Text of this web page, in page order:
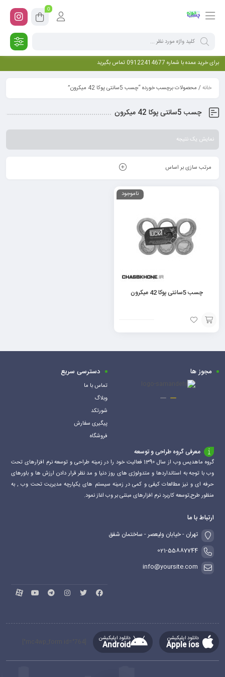
0
برای خرید عمده با شماره 09122414677 تماس بگیرید
خانه/ محصولات برچسب خورده “چسب 5سانتی پوکا 42 میکرون”
چسب 5سانتی پوکا 42 میکرون
نمایش یک نتیجه
مرتب سازی بر اساس
ناموجود
چسب 5سانتی پوکا 42 میکرون
افزودن
به
مجوز ها دسترسی سریع
تماس با ما
وبلاگ
شورتکد
پیگیری سفارش
فروشگاه
معرفی گروه طراحی و توسعه
گروه ماهدیس وب از سال 1390 فعالیت خود را در زمینه طراحی و توسعه نرم افزارهای تحت
وب با توجه به استانداردها و متدولوژی های روز دنیا و مد نظر قرار دادن ارزش ها و باورهای
حرفه ای و نیز مطالعات کیفی و کمی در زمینه سیستم های یکپارچه مدیریت تحت وب , به
منظور طرح,توسعه کاربرد نرم افزارهای مبتنی بر وب اغاز نمود.
ارتباط با ما
تهران - خیابان ولیعصر - ساختمان شفق
021-55887744
info@yoursite.com
دانلود اپلیکیشن
Apple ios
دانلود اپلیکیشن
Android